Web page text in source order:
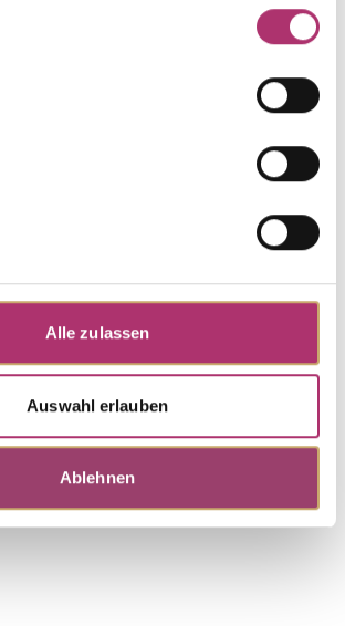
Alle zulassen
Auswahl erlauben
Ablehnen
aus dieser Kollektion entdecken.